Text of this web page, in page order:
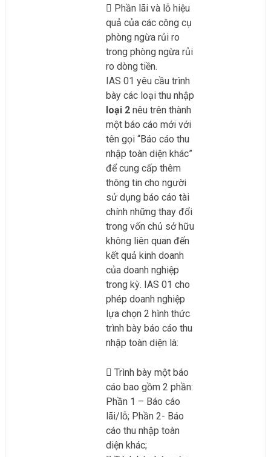
Phần lãi và lỗ hiệu
quả của các công cụ
phòng ngừa rủi ro
trong phòng ngừa rủi
ro dòng tiền.
IAS 01 yêu cầu trình
bày các loại thu nhập
loại 2nêu trên thành
một báo cáo mới với
tên gọi “Báo cáo thu
nhập toàn diện khác”
để cung cấp thêm
thông tin cho người
sử dụng báo cáo tài
chính những thay đổi
trong vốn chủ sở hữu
không liên quan đến
kết quả kinh doanh
của doanh nghiệp
trong kỳ. IAS 01 cho
phép doanh nghiệp
lựa chọn 2 hình thức
trình bày báo cáo thu
nhập toàn diện là:
Trình bày một báo
cáo bao gồm 2 phần:
Phần 1 – Báo cáo
lãi/lỗ; Phần 2- Báo
cáo thu nhập toàn
diện khác;